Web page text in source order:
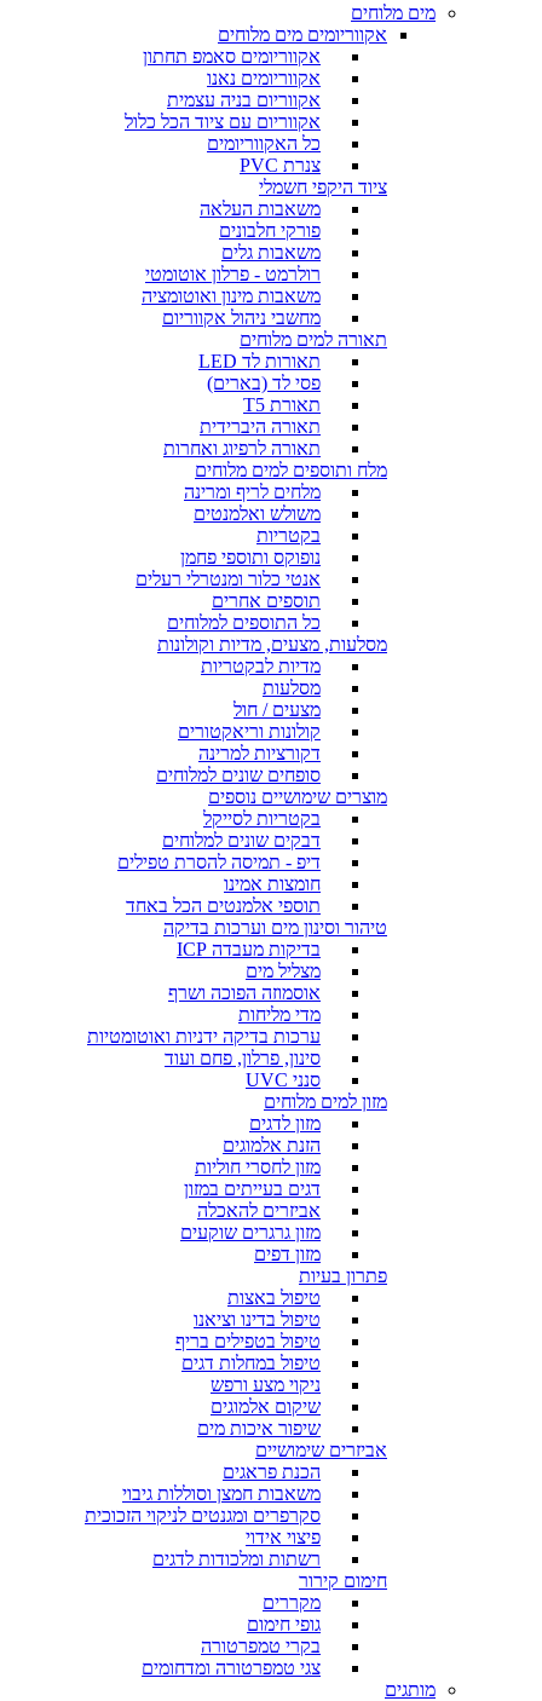
מים מלוחים
אקווריומים מים מלוחים
אקווריומים סאמפ תחתון
אקווריומים נאנו
אקווריום בניה עצמית
אקווריום עם ציוד הכל כלול
כל האקווריומים
צנרת PVC
ציוד היקפי חשמלי
משאבות העלאה
פורקי חלבונים
משאבות גלים
רולרמט - פרלון אוטומטי
משאבות מינון ואוטומציה
מחשבי ניהול אקווריום
תאורה למים מלוחים
תאורות לד LED
פסי לד (בארים)
תאורת T5
תאורה היברידית
תאורה לרפיוג ואחרות
מלח ותוספים למים מלוחים
מלחים לריף ומרינה
משולש ואלמנטים
בקטריות
נופוקס ותוספי פחמן
אנטי כלור ומנטרלי רעלים
תוספים אחרים
כל התוספים למלוחים
מסלעות, מצעים, מדיות וקולונות
מדיות לבקטריות
מסלעות
מצעים / חול
קולונות וריאקטורים
דקורציות למרינה
סופחים שונים למלוחים
מוצרים שימושיים נוספים
בקטריות לסייקל
דבקים שונים למלוחים
דיפ - תמיסה להסרת טפילים
חומצות אמינו
תוספי אלמנטים הכל באחד
טיהור וסינון מים וערכות בדיקה
בדיקות מעבדה ICP
מצליל מים
אוסמוזה הפוכה ושרף
מדי מליחות
ערכות בדיקה ידניות ואוטומטיות
סינון, פרלון, פחם ועוד
סנני UVC
מזון למים מלוחים
מזון לדגים
הזנת אלמוגים
מזון לחסרי חוליות
דגים בעייתים במזון
אביזרים להאכלה
מזון גרגרים שוקעים
מזון דפים
פתרון בעיות
טיפול באצות
טיפול בדינו וציאנו
טיפול בטפילים בריף
טיפול במחלות דגים
ניקוי מצע ורפש
שיקום אלמוגים
שיפור איכות מים
אביזרים שימושיים
הכנת פראגים
משאבות חמצן וסוללות גיבוי
סקרפרים ומגנטים לניקוי הזכוכית
פיצוי אידוי
רשתות ומלכודות לדגים
חימום קירור
מקררים
גופי חימום
בקרי טמפרטורה
צגי טמפרטורה ומדחומים
מותגים